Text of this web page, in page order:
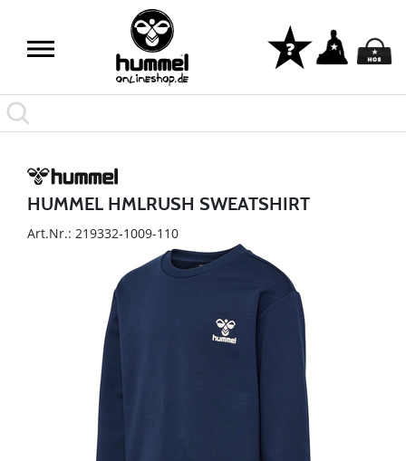
HUMMEL HMLRUSH SWEATSHIRT
Art.Nr.: 219332-1009-110